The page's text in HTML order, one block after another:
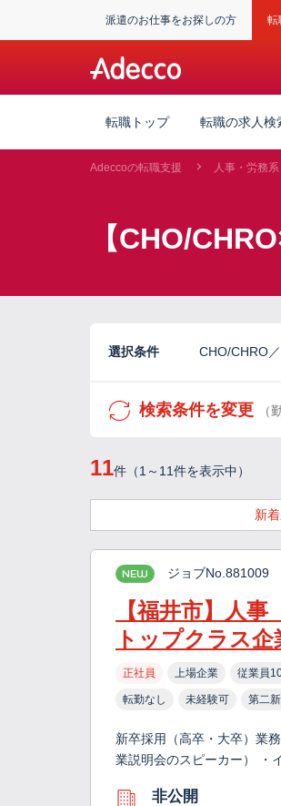
派遣のお仕事をお探しの方 転
転職トップ 転職の求人検
Adeccoの転職支援 人事・労務系
【CHO/
選択条件 CHO/CHRO
検索条件を変更 （
11件（1～11件を表示中）
新
NEW ジョブNo.881009
【福井市】人
トップクラス企
正社員 上場企業 従業員
転勤なし 未経験可 第二
新卒採用（高卒・大卒）業
業説明会のスピーカー） ・
非公開